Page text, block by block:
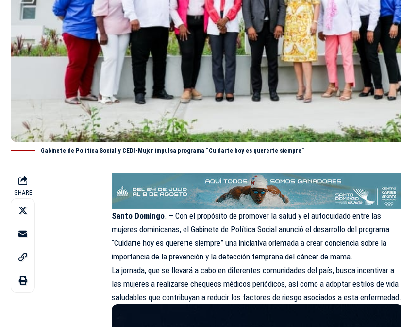
Gabinete de Política Social y CEDI-Mujer impulsa programa “Cuidarte hoy es quererte siempre”
SHARE
Santo Domingo. – Con el propósito de promover la salud y el autocuidado entre las
mujeres dominicanas, el Gabinete de Política Social anunció el desarrollo del programa
“Cuidarte hoy es quererte siempre” una iniciativa orientada a crear conciencia sobre la
importancia de la prevención y la detección temprana del cáncer de mama.
La jornada, que se llevará a cabo en diferentes comunidades del país, busca incentivar a
las mujeres a realizarse chequeos médicos periódicos, así como a adoptar estilos de vida
saludables que contribuyan a reducir los factores de riesgo asociados a esta enfermedad.